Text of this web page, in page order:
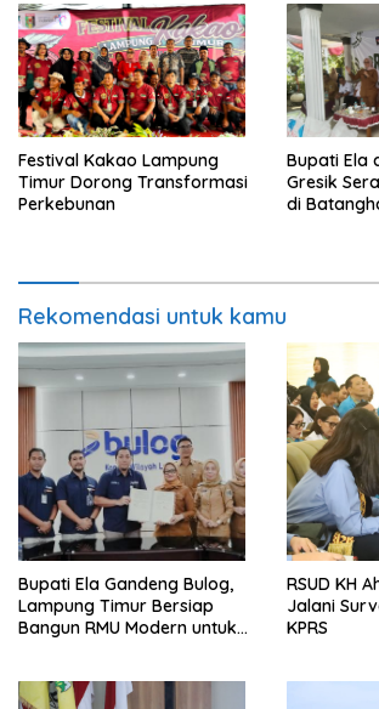
‎Festival Kakao Lampung
Timur Dorong Transformasi
Perkebunan
Bupati Ela
Gresik
di
Rekomendasi untuk kamu
Bupati Ela Gandeng Bulog,
Lampung Timur Bersiap
Bangun RMU Modern untuk
RSUD KH
Jalani
KPRS